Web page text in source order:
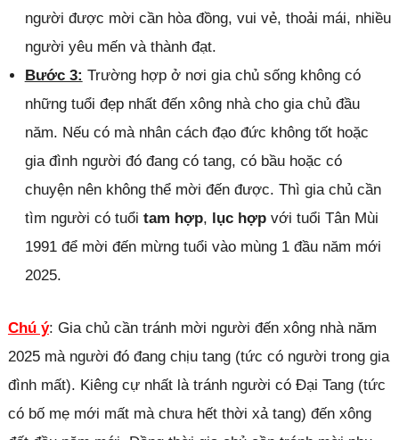
người được mời cần hòa đồng, vui vẻ, thoải mái, nhiều
người yêu mến và thành đạt.
Bước 3: Trường hợp ở nơi gia chủ sống không có
những tuổi đẹp nhất đến xông nhà cho gia chủ đầu
năm. Nếu có mà nhân cách đạo đức không tốt hoặc
gia đình người đó đang có tang, có bầu hoặc có
chuyện nên không thể mời đến được. Thì gia chủ cần
tìm người có tuổi tam hợp, lục hợpvới tuổi Tân Mùi
1991 để mời đến mừng tuổi vào mùng 1 đầu năm mới
2025.
Chú ý: Gia chủ cần tránh mời người đến xông nhà năm
2025 mà người đó đang chịu tang (tức có người trong gia
đình mất). Kiêng cự nhất là tránh người có Đại Tang (tức
có bố mẹ mới mất mà chưa hết thời xả tang) đến xông